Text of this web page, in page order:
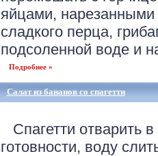
яйцами, нарезанными
сладкого перца,
подсоленной воде и
Подробнее »
Салат из бананов со спагетти
Спагетти отварить
готовности, воду